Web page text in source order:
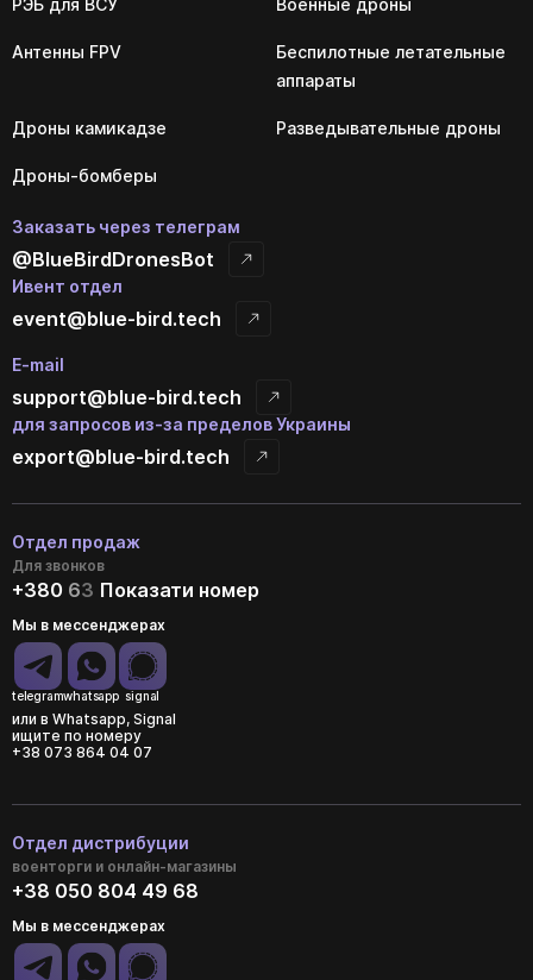
Антенны FPV
Беспилотные летательные
аппараты
Дроны камикадзе Разведывательные дроны
Дроны-бомберы
Заказать через телеграм
@BlueBirdDronesBot
Ивент отдел
event@blue-bird.tech
E-mail
support@blue-bird.tech
для запросов из-за пределов Украины
export@blue-bird.tech
Отдел продаж
Для звонков
+380 63 Показати номер
Мы в мессенджерах
telegramwhatsapp signal
или в Whatsapp, Signal
ищите по номеру
+38 073 864 04 07
Отдел дистрибуции
военторги и онлайн-магазины
+38 050 804 49 68
Мы в мессенджерах